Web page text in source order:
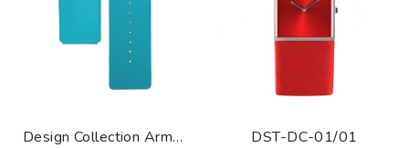
Design Collection Armband Turkis DST-DC-01/01